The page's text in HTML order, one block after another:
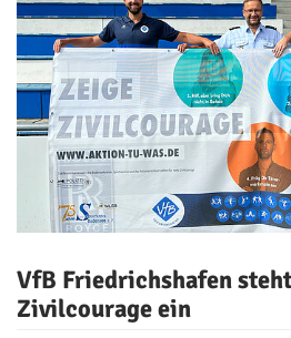
VfB Friedrichshafen
Zivilcourage ein